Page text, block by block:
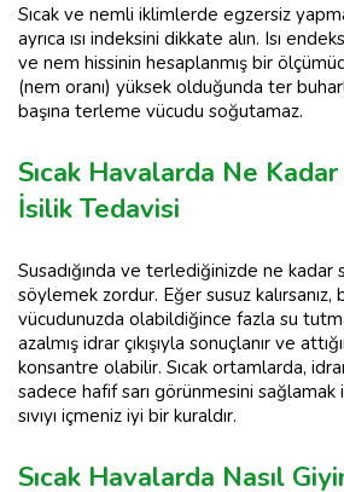
Sıcak ve nemli iklimlerde egzersiz
ayrıca ısı indeksini dikkate alın. Isı
ve nem hissinin hesaplanmış bir
(nem oranı) yüksek olduğunda ter
başına terleme vücudu soğutamaz.
Sıcak Havalarda Ne
İsilik Tedavisi
Susadığında ve terlediğinizde ne
söylemek zordur. Eğer susuz
vücudunuzda olabildiğince fazla su
azalmış idrar çıkışıyla sonuçlanır ve
konsantre olabilir. Sıcak ortamlarda,
sadece hafif sarı görünmesini
sıvıyı içmeniz iyi bir kuraldır.
Sıcak Havalarda Nasıl